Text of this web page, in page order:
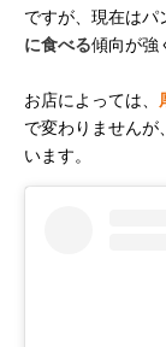
ですが、現在はパ
に食べる傾向が強
お店によっては、
で変わりませんが
います。